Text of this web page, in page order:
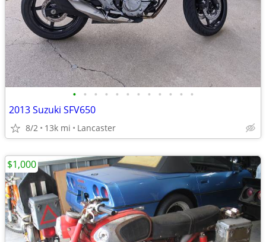
• • • • • • • • • • • •
2013 Suzuki SFV650
8/2 13k mi Lancaster
$1,000